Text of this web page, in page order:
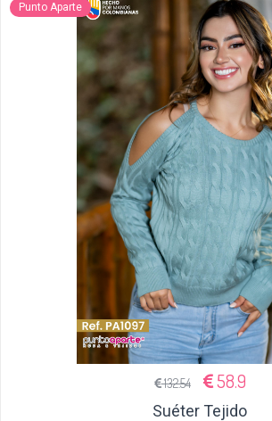
Punto Aparte
132.54 58.9
Suéter Tejido